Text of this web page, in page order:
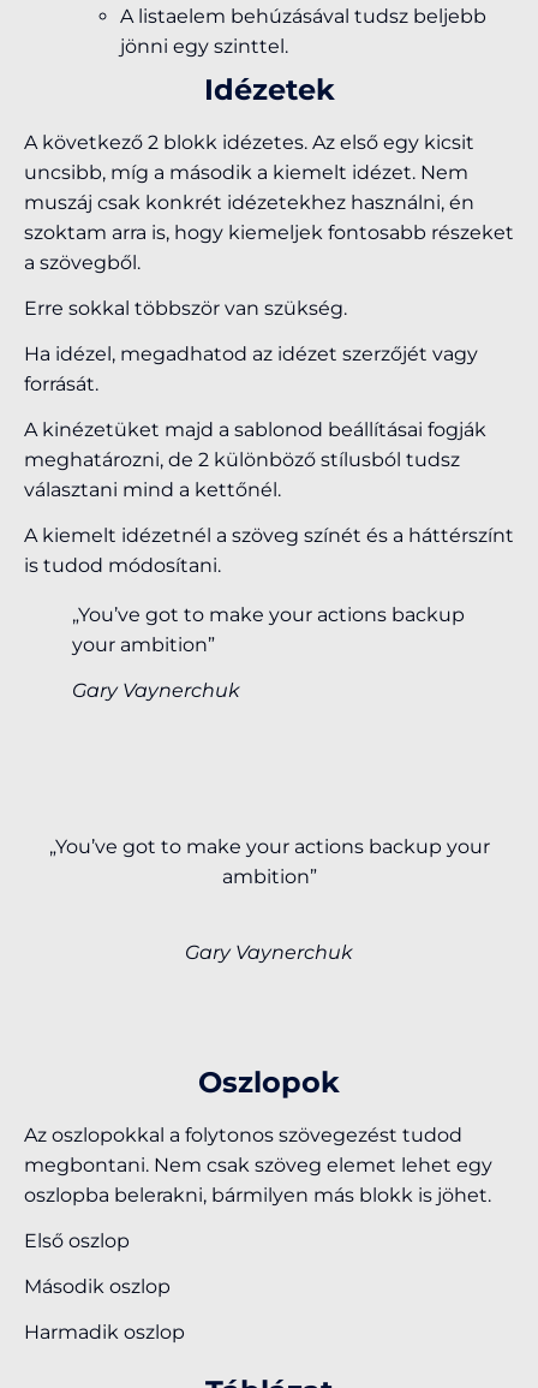
A listaelem behúzásával tudsz beljebb
jönni egy szinttel.
Idézetek
A következő 2 blokk idézetes. Az első egy kicsit
uncsibb, míg a második a kiemelt idézet. Nem
muszáj csak konkrét idézetekhez használni, én
szoktam arra is, hogy kiemeljek fontosabb részeket
a szövegből.
Erre sokkal többször van szükség.
Ha idézel, megadhatod az idézet szerzőjét vagy
forrását.
A kinézetüket majd a sablonod beállításai fogják
meghatározni, de 2 különböző stílusból tudsz
választani mind a kettőnél.
A kiemelt idézetnél a szöveg színét és a háttérszínt
is tudod módosítani.
„You’ve got to make your actions backup
your ambition”
Gary Vaynerchuk
„You’ve got to make your actions backup your
ambition”
Gary Vaynerchuk
Oszlopok
Az oszlopokkal a folytonos szövegezést tudod
megbontani. Nem csak szöveg elemet lehet egy
oszlopba belerakni, bármilyen más blokk is jöhet.
Első oszlop
Második oszlop
Harmadik oszlop